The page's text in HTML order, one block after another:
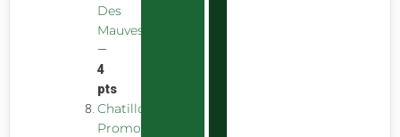
Des
Mauves
—
4
pts
Chatillon
Promotion